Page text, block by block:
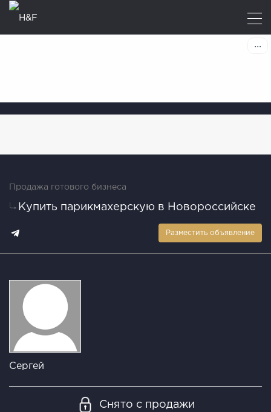
Продажа готового бизнеса
Купить парикмахерскую в Новороссийске
Разместить объявление
Сергей
Снято с продажи